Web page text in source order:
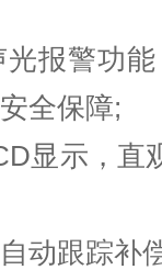
报警功
全保障;
显示，直
动跟踪补